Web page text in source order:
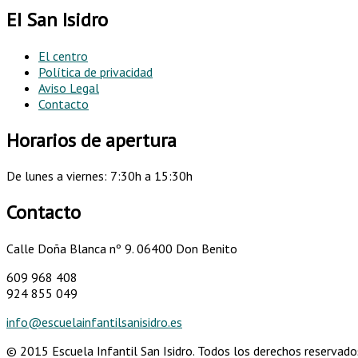
EI San Isidro
El centro
Política de privacidad
Aviso Legal
Contacto
Horarios de apertura
De lunes a viernes: 7:30h a 15:30h
Contacto
Calle Doña Blanca nº 9. 06400 Don Benito
609 968 408
924 855 049
info@escuelainfantilsanisidro.es
© 2015 Escuela Infantil San Isidro. Todos los derechos